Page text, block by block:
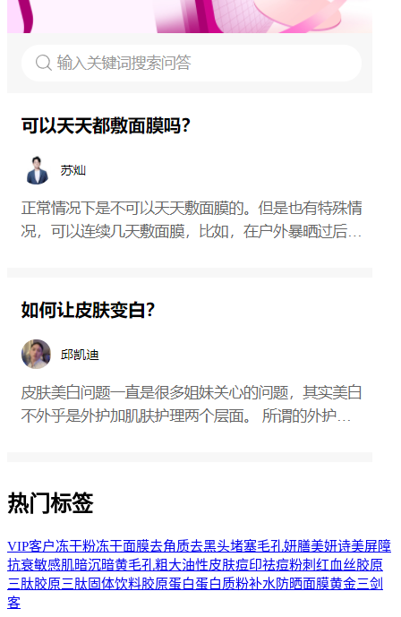
热门标签
VIP客户冻干粉冻干面膜去角质去黑头堵塞毛孔妍膳美妍诗美屏障
抗衰敏感肌暗沉暗黄毛孔粗大油性皮肤痘印祛痘粉刺 红血丝胶原
三肽胶原三肽固体饮料胶原蛋白蛋白质粉补水 防晒面膜黄金三剑
客